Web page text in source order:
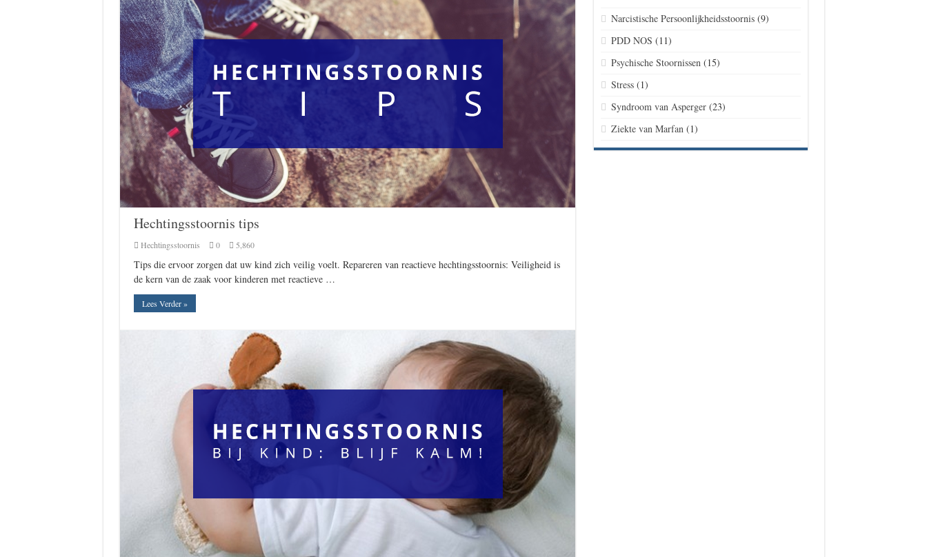
Hechtingsstoornis tips
Hechtingsstoornis 0 5,860
Tips die ervoor zorgen dat uw kind zich veilig voelt. Repareren van reactieve hechtingsstoornis: Veiligheid is
de kern van de zaak voor kinderen met reactieve …
Lees Verder »
Narcistische Persoonlijkheidsstoornis(9)
PDD NOS (11)
Psychische Stoornissen(15)
Stress(1)
Syndroom van Asperger(23)
Ziekte van Marfan(1)